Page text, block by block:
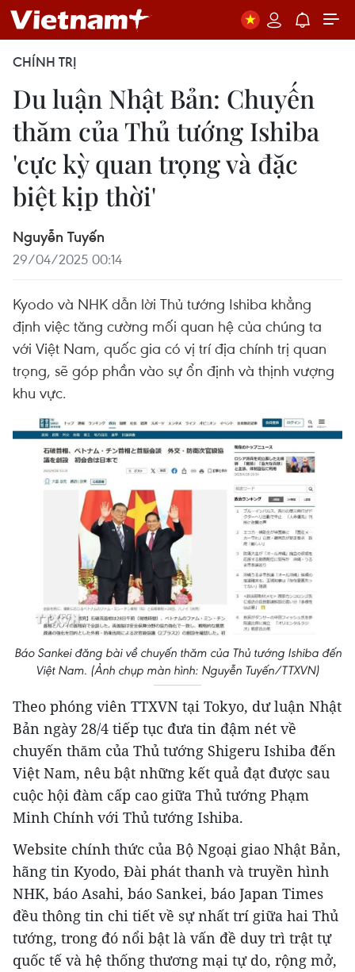
CHÍNH TRỊ
Du luận Nhật Bản: Chuyến
thăm của Thủ tướng Ishiba
'cực kỳ quan trọng và đặc
biệt kịp thời'
Nguyễn Tuyến
29/04/2025 00:14
Kyodo và NHK dẫn lời Thủ tướng Ishiba khẳng
định việc tăng cường mối quan hệ của chúng ta
với Việt Nam, quốc gia có vị trí địa chính trị quan
trọng, sẽ góp phần vào sự ổn định và thịnh vượng
khu vực.
Báo Sankei đăng bài về chuyến thăm của Thủ tướng Ishiba đến
Việt Nam. (Ảnh chụp màn hình: Nguyễn Tuyến/TTXVN)
Theo phóng viên TTXVN tại Tokyo, dư luận Nhật
Bản ngày 28/4 tiếp tục đưa tin đậm nét về
chuyến thăm của Thủ tướng Shigeru Ishiba đến
Việt Nam, nêu bật những kết quả đạt được sau
cuộc hội đàm cấp cao giữa Thủ tướng Phạm
Minh Chính với Thủ tướng Ishiba.
Website chính thức của Bộ Ngoại giao Nhật Bản,
hãng tin Kyodo, Đài phát thanh và truyền hình
NHK, báo Asahi, báo Sankei, báo Japan Times
đều thông tin chi tiết về sự nhất trí giữa hai Thủ
tướng, trong đó nổi bật là vấn đề duy trì trật tự
quốc tế và hệ thống thương mại tự do, rộng mở,